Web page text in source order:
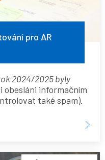
pro AR
2024/2025 byly
obesláni informačním
také spam).